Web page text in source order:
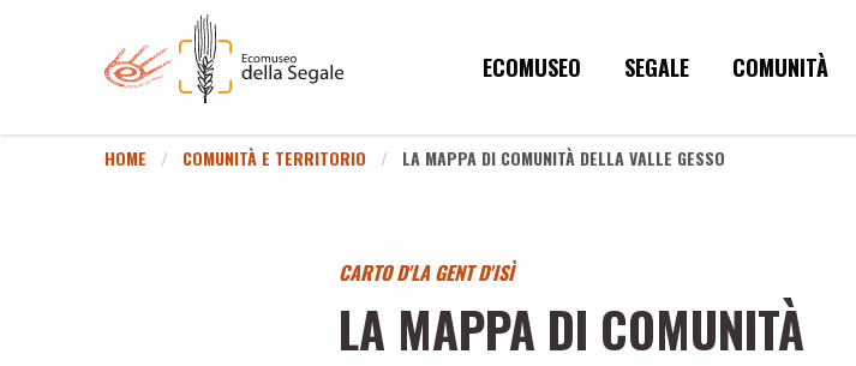
ECOMUSEO SEGALE COMUNITÀ
HOME COMUNITÀ E TERRITORIO LA MAPPA DI COMUNITÀ DELLA VALLE GESSO
CARTO D'LA GENT D'ISÌ
LA MAPPA DI COMUNITÀ